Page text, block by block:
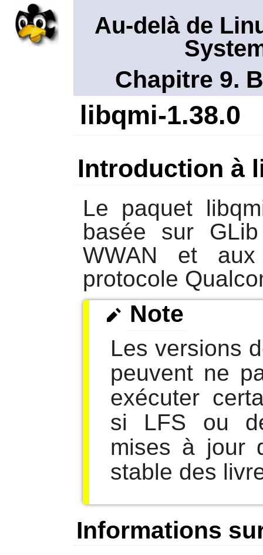
Au-delà de
Chapitre 9.
libqmi-1.38.0
Introduction à
Le paquet
basée sur
WWAN et
protocole
Note
Les versions
peuvent ne
exécuter
si LFS ou
mises à jour
stable des
Informations